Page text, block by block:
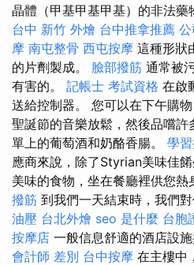
晶體（甲基甲基甲基）的非法藥
台中 新竹 外燴 台中推拿推薦
摩 南屯整骨 西屯按摩 這種形狀
的片劑製成。 臉部撥筋 通常被
有害的。 記帳士 考試資格 在啟
送給控制器。 您可以在下午購
聖誕節的音樂放鬆，然後品嚐
單上的葡萄酒和奶酪香腸。 學
應商來說，除了Styrian美味佳
美味的食物，坐在餐廳裡供您熱
撥筋 到我們一天結束時，我們
油壓 台北外燴 seo 是什麼 台胞
按摩店 一般信息舒適的酒店設
會計師 差別 台中按摩 在主樓中